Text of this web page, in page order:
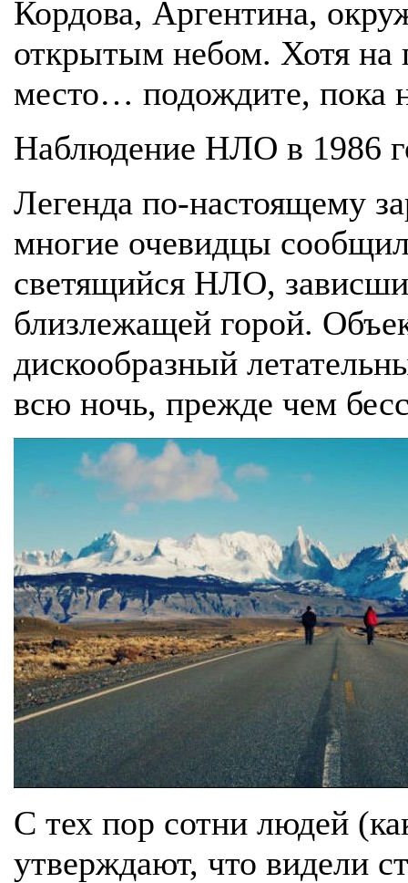
Кордова, Аргентина,
открытым небом. Хотя на
место… подождите, пока
Наблюдение НЛО в 1986
Легенда по-настоящему
многие очевидцы
светящийся НЛО,
близлежащей горой.
дискообразный
всю ночь, прежде чем
С тех пор сотни людей
утверждают, что видели